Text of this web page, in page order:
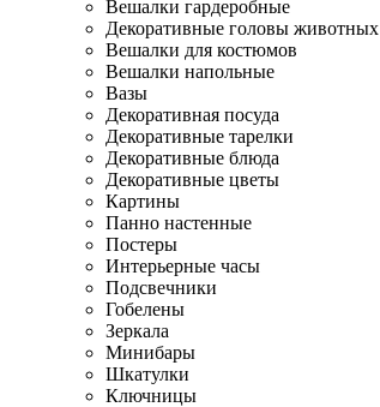
Вешалки гардеробные
Декоративные головы животных
Вешалки для костюмов
Вешалки напольные
Вазы
Декоративная посуда
Декоративные тарелки
Декоративные блюда
Декоративные цветы
Картины
Панно настенные
Постеры
Интерьерные часы
Подсвечники
Гобелены
Зеркала
Минибары
Шкатулки
Ключницы